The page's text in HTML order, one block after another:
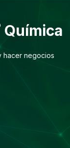
Química
hacer negocios